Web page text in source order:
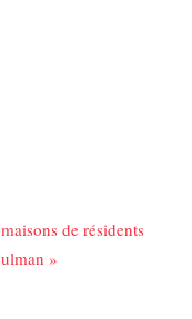
de résidents
»